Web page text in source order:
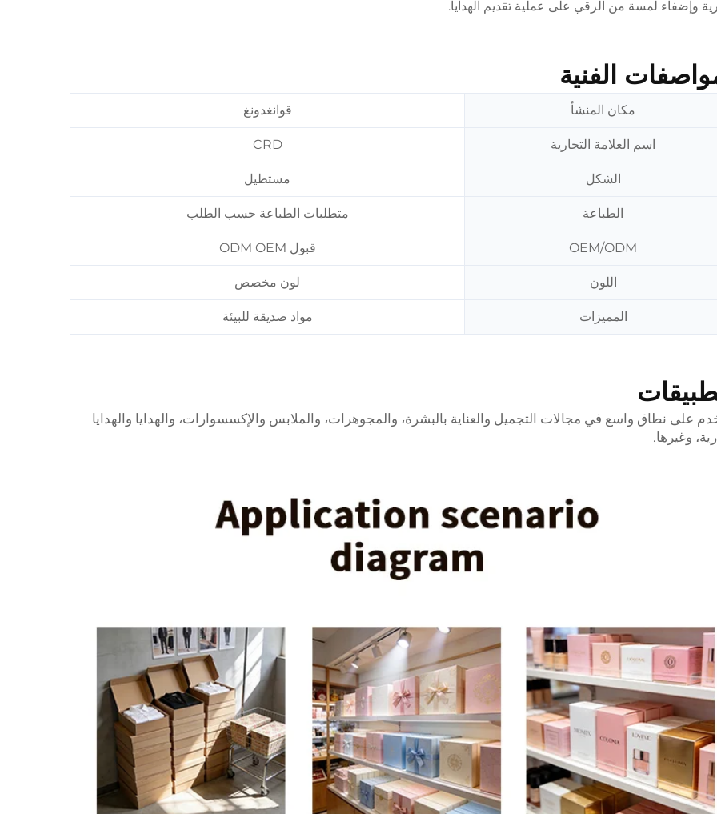
وإضفاء لمسة من الرقي على عملية تقديم الهدايا.
الفنية
مكان المنشأ قوانغدونغ
اسم العلامة التجارية CRD
الشكل مستطيل
الطباعة متطلبات الطباعة حسب الطلب
OEM/ODM قبول ODM OEM
اللون لون مخصص
المميزات مواد صديقة للبيئة
على نطاق واسع في مجالات التجميل والعناية بالبشرة، والمجوهرات، والملابس والإكسسوارات، والهدايا والهدايا
وغيرها.